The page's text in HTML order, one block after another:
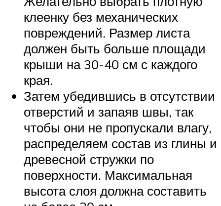
клеенку без механических
повреждений. Размер листа
должен быть больше площади
крыши на 30-40 см с каждого
края.
Затем убедившись в отсутствии
отверстий и запаяв швы, так
чтобы они не пропускали влагу,
распределяем состав из глины и
древесной стружки по
поверхности. Максимальная
высота слоя должна составить